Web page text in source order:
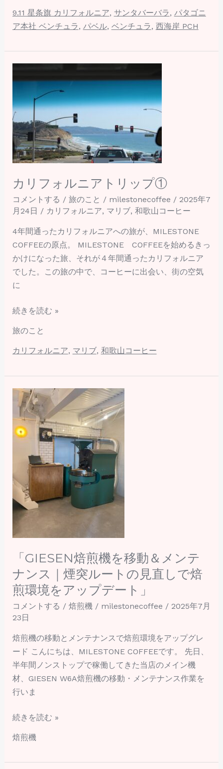
9.11 星条旗 カリフォルニア, サンタバーバラ, パタゴニ
ア本社 ベンチュラ, パベル, ベンチュラ, 西海岸 PCH
カリフォルニアトリップ①
コメントする / 旅のこと / milestonecoffee / 2025年7
月24日 / カリフォルニア, マリブ, 和歌山コーヒー
4年間通ったカリフォルニアへの旅が、MILESTONE
COFFEEの原点。 MILESTONE COFFEEを始めるきっ
かけになった旅、それが４年間通ったカリフォルニア
でした。この旅の中で、コーヒーに出会い、街の空気
に
リ
フ
ォ
ル
ニ
ア
ト
リ
ッ
プ
続きを読む »
旅のこと
カリフォルニア, マリブ, 和歌山コーヒー
「GIESEN焙煎機を移動＆メンテ
ナンス｜煙突ルートの見直しで焙
煎環境をアップデート」
コメントする / 焙煎機 / milestonecoffee / 2025年7月
23日
焙煎機の移動とメンテナンスで焙煎環境をアップグレ
ード こんにちは、MILESTONE COFFEEです。 先日、
半年間ノンストップで稼働してきた当店のメイン機
材、GIESEN W6A焙煎機の移動・メンテナンス作業を
行いま
「GIESEN
焙
煎
機
動
メ
ン
ス
｜
煙
突
ル
ー
ト
の
見
直
で
続きを読む »
焙煎機